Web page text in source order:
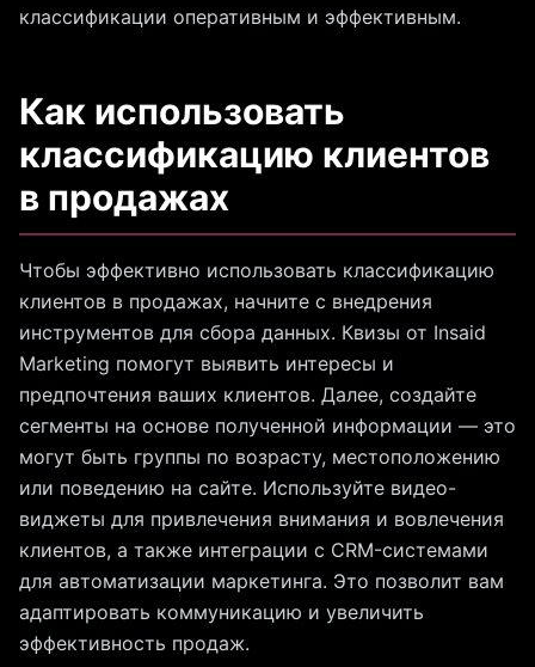
классификации оперативным и эффективным.
Как использовать
классификацию клиентов
в продажах
Чтобы эффективно использовать классификацию
клиентов в продажах, начните с внедрения
инструментов для сбора данных. Квизы от Insaid
Marketing помогут выявить интересы и
предпочтения ваших клиентов. Далее, создайте
сегменты на основе полученной информации — это
могут быть группы по возрасту, местоположению
или поведению на сайте. Используйте видео-
виджеты для привлечения внимания и вовлечения
клиентов, а также интеграции с CRM-системами
для автоматизации маркетинга. Это позволит вам
адаптировать коммуникацию и увеличить
эффективность продаж.